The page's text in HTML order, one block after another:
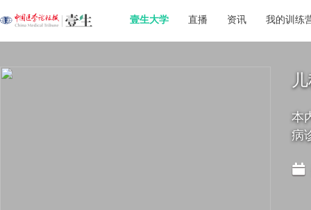
壹生大学 直播 资讯 我的训练
本
病